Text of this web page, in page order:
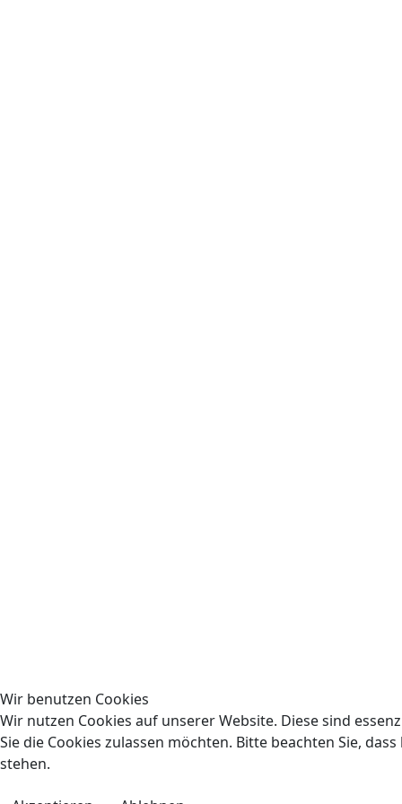
Wir benutzen Cookies
Wir nutzen Cookies auf unserer Website. Diese sind
Sie die Cookies zulassen möchten. Bitte beachten Sie,
stehen.